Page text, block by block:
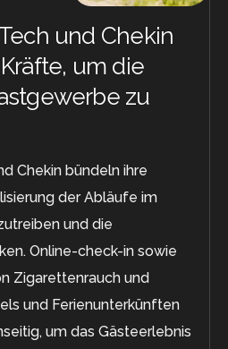
und Chekin
um die
zu
Chekin bündeln ihre
der Abläufe im
und die
Online-check-in sowie
Zigarettenrauch und
und Ferienunterkünften
um das Gästeerlebnis